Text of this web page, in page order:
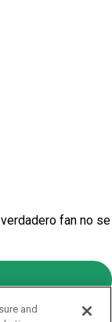
fan no se
Política de
and